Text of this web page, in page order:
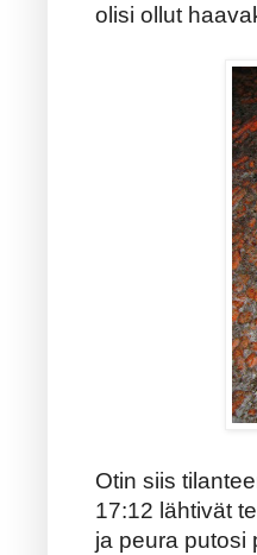
olisi ollut
Otin siis
17:12 lähtivät
ja peura putosi